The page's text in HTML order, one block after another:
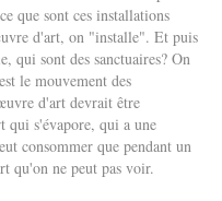
que sont ces installations
d'art, on "installe". Et puis
qui sont des sanctuaires? On
le mouvement des
d'art devrait être
qui s'évapore, qui a une
consommer que pendant un
qu'on ne peut pas voir.